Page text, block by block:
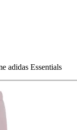
adidas Essentials